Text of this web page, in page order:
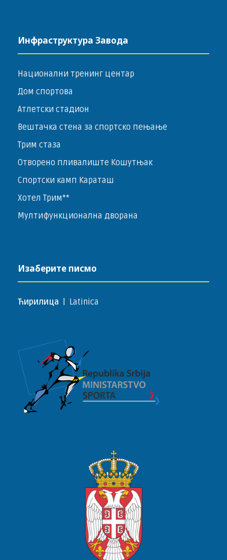
Инфраструктура Завода
Национални тренинг центар
Дом спортова
Атлетски стадион
Вештачка стена за спортско пењање
Трим стаза
Отворено пливалиште Кошутњак
Спортски камп Караташ
Хотел Трим**
Мултифункционална дворана
Изаберите писмо
Ћирилица Latinica